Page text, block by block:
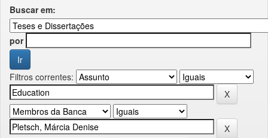
Buscar em:
por
Filtros correntes: